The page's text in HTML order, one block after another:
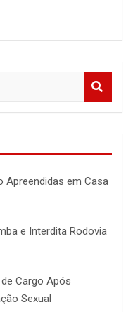
Apreendidas em Casa
e Interdita Rodovia
Cargo Após
Sexual